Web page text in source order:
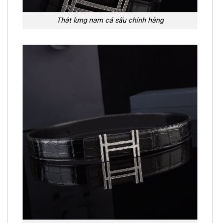
Thắt lưng nam cá sấu chính hãng